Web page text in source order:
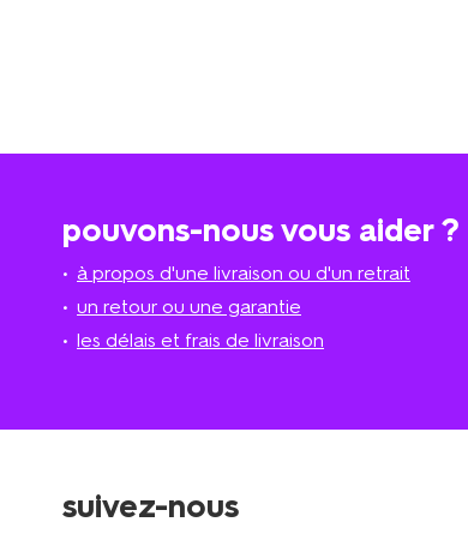
pouvons-nous vous aider ?
à propos d'une livraison ou d'un retrait
un retour ou une garantie
les délais et frais de livraison
suivez-nous